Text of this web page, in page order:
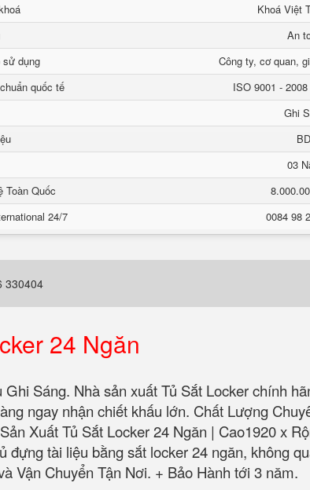
Khoá Việt
An
dụng
Công ty, cơ quan,
quốc tế
ISO 9001 -
Ghi
03
Toàn Quốc
24/7
0084 98
330404
24 Ngăn
Sáng‎. Nhà sản xuất Tủ Sắt Locker chính
ngay nhận chiết khấu lớn. Chất Lượng
Xuất Tủ Sắt Locker 24 Ngăn | Cao1920 x
đựng tài liệu bằng sắt locker 24 ngăn, không
Vận Chuyển Tận Nơi. + Bảo Hành tới 3 năm.